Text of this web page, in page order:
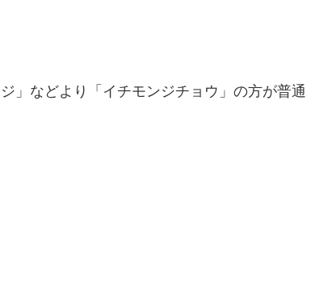
」などより「イチモンジチョウ」の方が普通